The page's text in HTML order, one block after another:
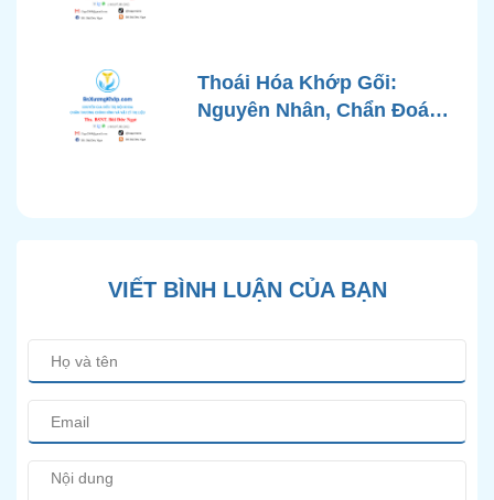
Chuẩn Y Khoa
Thoái Hóa Khớp Gối:
Nguyên Nhân, Chẩn Đoán
VIẾT BÌNH LUẬN CỦA BẠN